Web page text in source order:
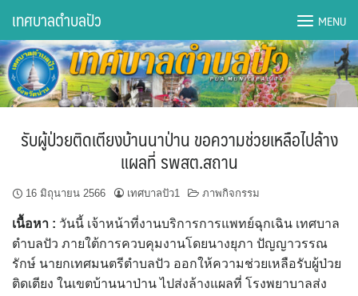
content
DWQA Ask Question
DWQA Questions
กองการศึกษา
กองคลัง
กองช่าง
กองยุทธศาสตร์และงบประมาณ
เทศบาลตำบลปัว MENU
รับผู้ป่วยติดเตียงบ้านนาป่าน ขอความช่วยเหลือไปล้าง
แผลที่ รพสต.สถาน
16 มิถุนายน 2566 เทศบาลปัว1 ภาพกิจกรรม
เนื้อหา : วันนี้ เจ้าหน้าที่งานบริการการแพทย์ฉุกเฉิน เทศบาล
ตำบลปัว ภายใต้การควบคุมงานโดยนางยุภา ปัญญาวรรณ
รักษ์ นายกเทศมนตรีตำบลปัว ออกให้ความช่วยเหลือรับผู้ป่วย
ติดเตียง ในเขตบ้านนาป่าน ไปส่งล้างแผลที่ โรงพยาบาลส่ง